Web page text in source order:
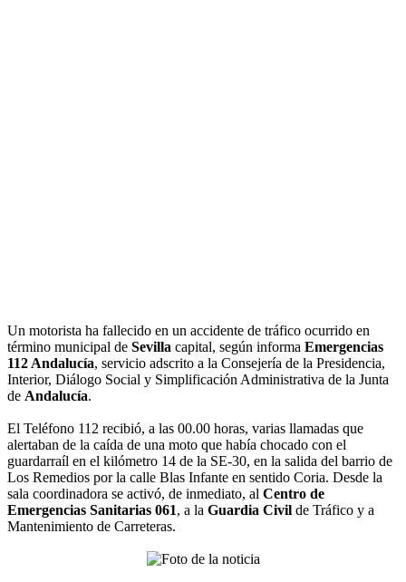
Un motorista ha fallecido en un accidente de tráfico ocurrido en
término municipal de Sevilla capital, según informa Emergencias
112 Andalucía, servicio adscrito a la Consejería de la Presidencia,
Interior, Diálogo Social y Simplificación Administrativa de la Junta
de Andalucía.
El Teléfono 112 recibió, a las 00.00 horas, varias llamadas que
alertaban de la caída de una moto que había chocado con el
guardarraíl en el kilómetro 14 de la SE-30, en la salida del barrio de
Los Remedios por la calle Blas Infante en sentido Coria. Desde la
sala coordinadora se activó, de inmediato, al Centro de
Emergencias Sanitarias 061, a la Guardia Civil de Tráfico y a
Mantenimiento de Carreteras.